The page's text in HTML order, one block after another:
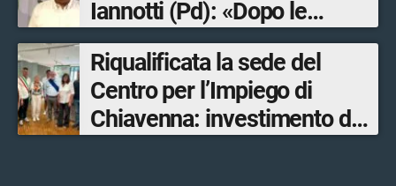
Iannotti (Pd): «Dopo le
Olimpiadi solo un terzo delle
opere sostitutive sarà
ultimato entro il 2026»
Riqualificata la sede del
Centro per l’Impiego di
Chiavenna: investimento da